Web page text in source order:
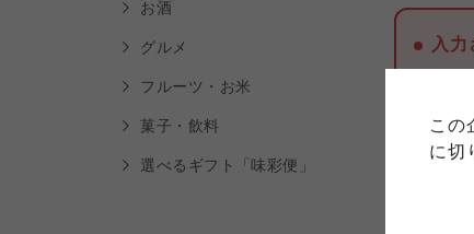
この
に切
お酒
グルメ
フルーツ・お米
菓子・飲料
選べるギフト「味彩便」
入
ご利
める利用約款をご確認のうえ
このサイトは7つの生協から
ます。
コープ事業連合、ならびに各
このサイトは7つの生協から
生協となります。
各生協の「特定商取引法に基